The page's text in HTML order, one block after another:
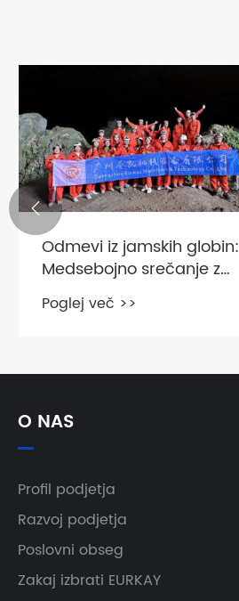
Odmevi iz jamskih globin:
Medsebojno srečanje z
naravo in člani ekipe
Poglej več >>

O NAS
Profil podjetja
Razvoj podjetja
Poslovni obseg
Zakaj izbrati EURKAY